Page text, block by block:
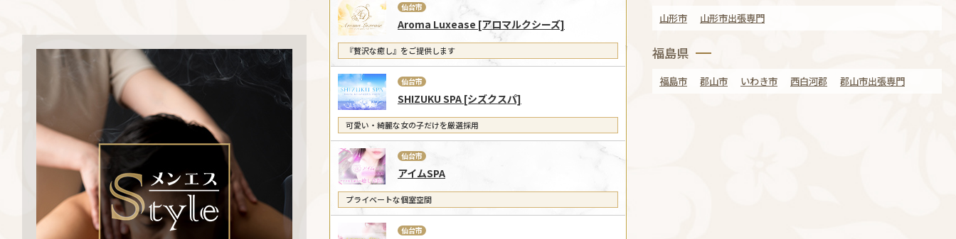
山形市 山形市出張専門
福島県
福島市 郡山市 いわき市 西白河郡 郡山市出張専門
仙台市
Aroma Luxease [アロマルクシーズ]
『贅沢な癒し』をご提供します
仙台市
SHIZUKU SPA [シズクスパ]
可愛い・綺麗な女の子だけを厳選採用
仙台市
アイムSPA
プライベートな個室空間
仙台市